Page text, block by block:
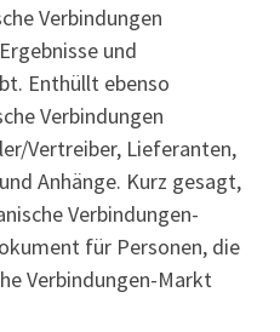
Verbindungen
und
Enthüllt ebenso
Verbindungen
Vertreiber, Lieferanten,
Anhänge. Kurz gesagt,
Verbindungen-
für Personen, die
Verbindungen-Markt